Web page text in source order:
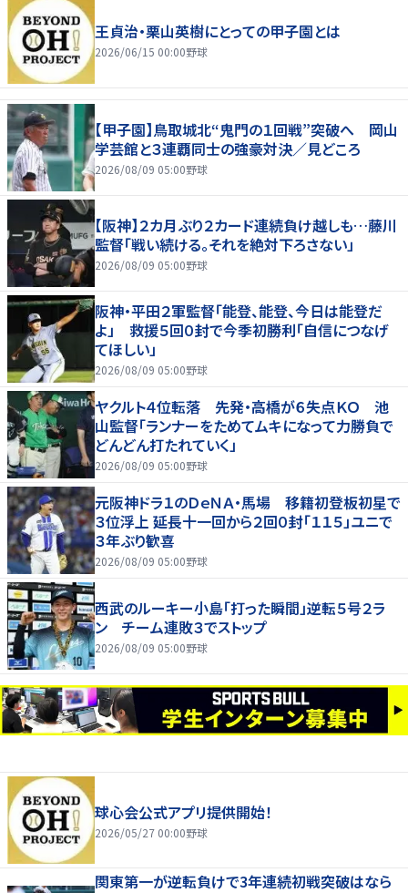
王貞治・栗山英樹にとっての甲子園とは
2026/06/15 00:00野球
【甲子園】鳥取城北“鬼門の１回戦”突破へ 岡山
学芸館と３連覇同士の強豪対決／見どころ
2026/08/09 05:00野球
【阪神】２カ月ぶり２カード連続負け越しも…藤川
監督「戦い続ける。それを絶対下ろさない」
2026/08/09 05:00野球
阪神・平田２軍監督「能登、能登、今日は能登だ
よ」 救援５回０封で今季初勝利「自信につなげ
てほしい」
2026/08/09 05:00野球
ヤクルト４位転落 先発・高橋が６失点ＫＯ 池
山監督「ランナーをためてムキになって力勝負で
どんどん打たれていく」
2026/08/09 05:00野球
元阪神ドラ１のＤｅＮＡ・馬場 移籍初登板初星で
３位浮上 延長十一回から２回０封「１１５」ユニで
３年ぶり歓喜
2026/08/09 05:00野球
西武のルーキー小島「打った瞬間」逆転５号２ラ
ン チーム連敗３でストップ
2026/08/09 05:00野球
球心会公式アプリ提供開始！
2026/05/27 00:00野球
関東第一が逆転負けで3年連続初戦突破はなら